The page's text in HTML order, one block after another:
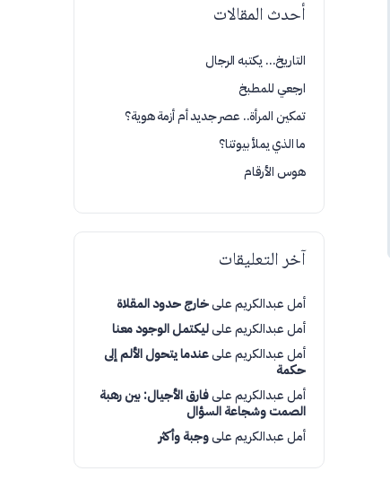
أحدث المقالات
التاريخ… يكتبه الرجال
ارجعي للمطبخ
تمكين المرأة.. عصر جديد أم أزمة هوية؟
ما الذي يملأ بيوتنا؟
هوس الأرقام
آخر التعليقات
أمل عبدالكريمعلىخارج حدود المقلاة
أمل عبدالكريمعلىليكتمل الوجود معنا
أمل عبدالكريمعلىعندما يتحول الألم إلى
حكمة
أمل عبدالكريمعلىفارق الأجيال: بين رهبة
الصمت وشجاعة السؤال
أمل عبدالكريمعلىوجبة وأكثر